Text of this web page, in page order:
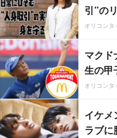
引”の
オリコンタ
マクド
生の甲
オリコンタ
イケメ
ラブに